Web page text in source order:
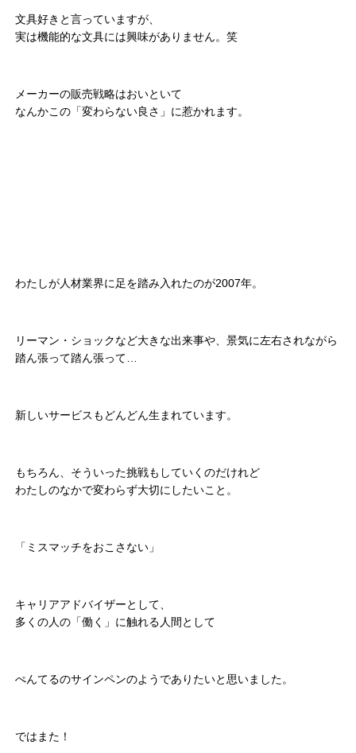
文具好きと言っていますが、
実は機能的な文具には興味がありません。笑
メーカーの販売戦略はおいといて
なんかこの「変わらない良さ」に惹かれます。
わたしが人材業界に足を踏み入れたのが2007年。
リーマン・ショックなど大きな出来事や、景気に左右されながら
踏ん張って踏ん張って…
新しいサービスもどんどん生まれています。
もちろん、そういった挑戦もしていくのだけれど
わたしのなかで変わらず大切にしたいこと。
「ミスマッチをおこさない」
キャリアアドバイザーとして、
多くの人の「働く」に触れる人間として
ぺんてるのサインペンのようでありたいと思いました。
ではまた！